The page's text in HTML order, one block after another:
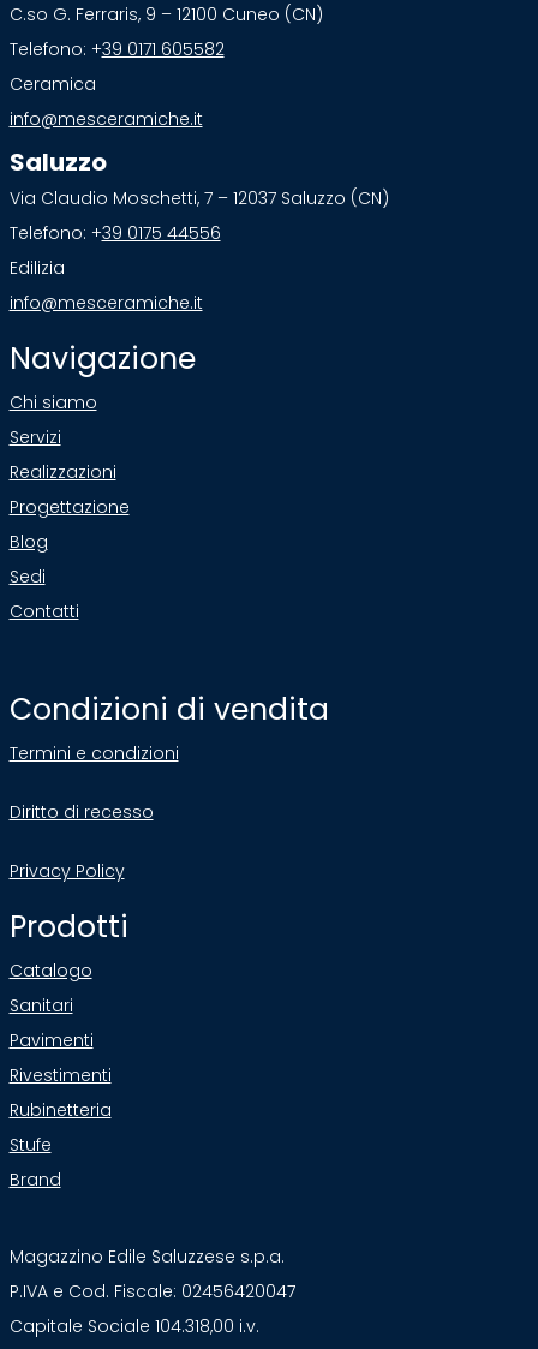
C.so G. Ferraris, 9 – 12100 Cuneo (CN)
Telefono: +39 0171 605582
Ceramica
info@mesceramiche.it
Saluzzo
Via Claudio Moschetti, 7 – 12037 Saluzzo (CN)
Telefono: +39 0175 44556
Edilizia
info@mesceramiche.it
Navigazione
Chi siamo
Servizi
Realizzazioni
Progettazione
Blog
Sedi
Contatti
Condizioni di vendita
Termini e condizioni
Diritto di recesso
Privacy Policy
Prodotti
Catalogo
Sanitari
Pavimenti
Rivestimenti
Rubinetteria
Stufe
Brand
Magazzino Edile Saluzzese s.p.a.
P.IVA e Cod. Fiscale: 02456420047
Capitale Sociale 104.318,00 i.v.